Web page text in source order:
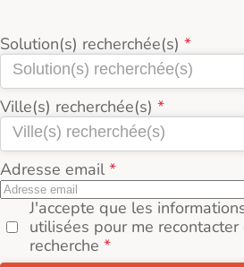
Solution(s) recherchée(s)
Ville(s) recherchée(s)
Adresse email
J'accepte que les
utilisées pour me
recherche